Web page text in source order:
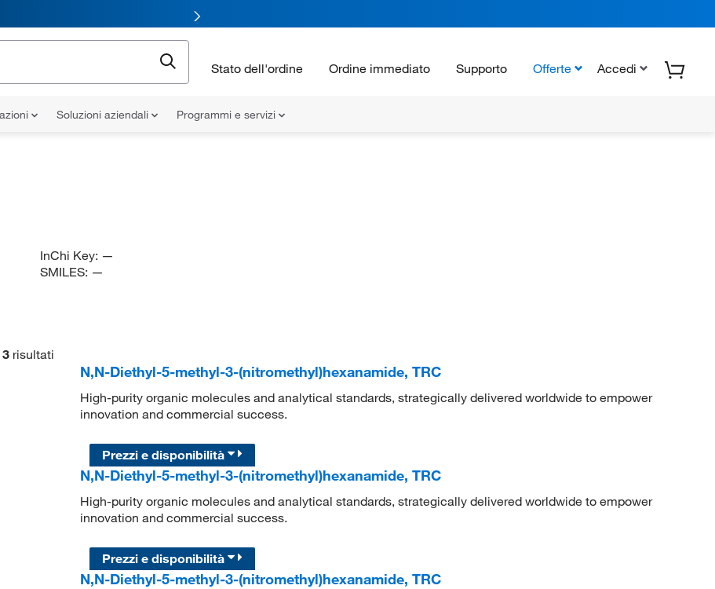
Stato dell'ordine Ordine immediato Supporto Offerte Accedi
Soluzioni aziendali Programmi e servizi
InChi Key: —
SMILES: —
3 risultati
N,N-Diethyl-5-methyl-3-(nitromethyl)hexanamide, TRC
High-purity organic molecules and analytical standards, strategically delivered worldwide to empower
innovation and commercial success.
Prezzi e disponibilità
N,N-Diethyl-5-methyl-3-(nitromethyl)hexanamide, TRC
High-purity organic molecules and analytical standards, strategically delivered worldwide to empower
innovation and commercial success.
Prezzi e disponibilità
N,N-Diethyl-5-methyl-3-(nitromethyl)hexanamide, TRC